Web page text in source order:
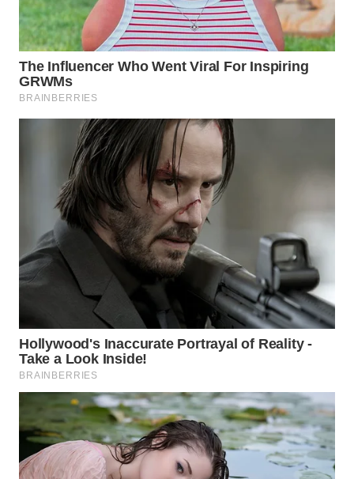
CIANJUR
WN
KEPULAUAN
SERIBU
TANGERANG
BINJAI
WN
CIREBON
WN
KUNINGAN
WN
MAJALENGKA